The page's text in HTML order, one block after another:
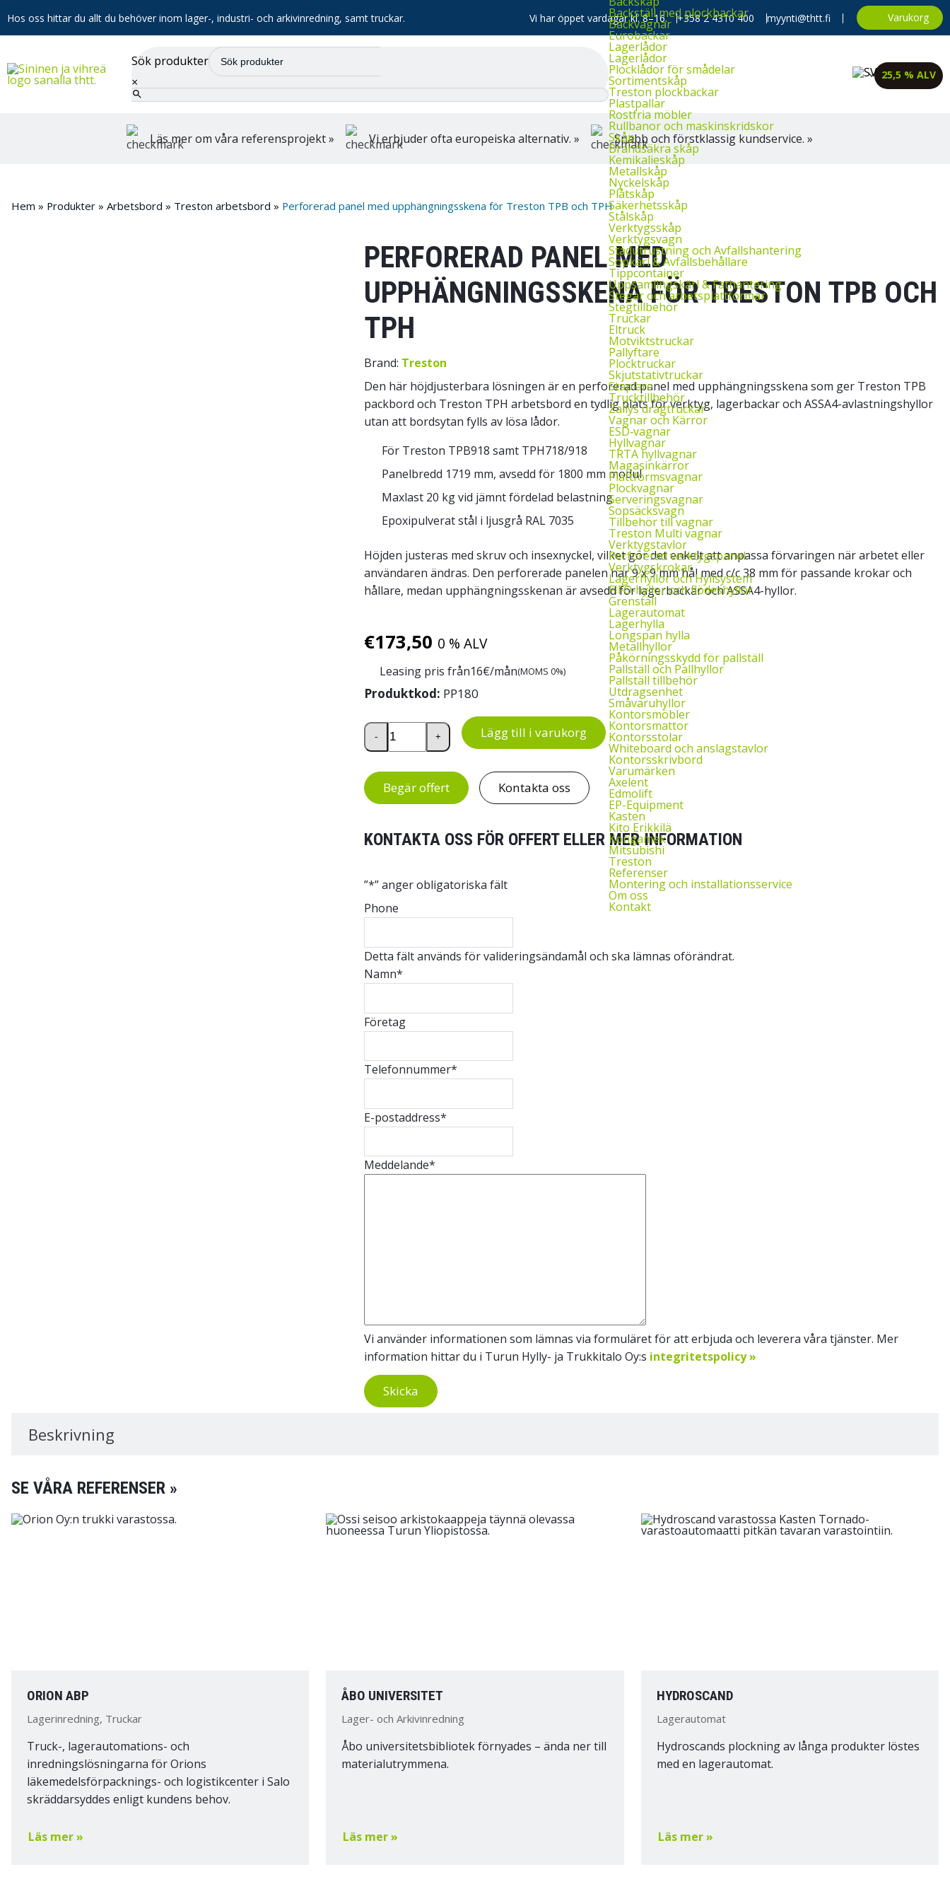
Hos oss hittar du allt du behöver inom lager-, industri- och arkivinredning, samt truckar. Vi har öppet vardagar kl. 8–16. +358 2 4310 400 myynti@thtt.fi Varukorg
Sök produkter
×
Backställ med plockbackar
Backvagnar
Eurobackar
Lagerlådor
Lagerlådor
Plocklådor för smådelar
Sortimentskåp
Treston plockbackar
Plastpallar
Rostfria möbler
Rullbanor och maskinskridskor
Skåp
Brandsäkra skåp
Kemikalieskåp
Metallskåp
Nyckelskåp
Plåtskåp
Säkerhetsskåp
Stålskåp
Verktygsskåp
Verktygsvagn
Städutrustning och Avfallshantering
Sopkärl & Avfallsbehållare
Tippcontainer
Uppsamlingskärl & Fathantering
Stegar och arbetsplattformar
Stegtillbehör
Truckar
Eltruck
Motviktstruckar
Pallyftare
Plocktruckar
Skjutstativtruckar
Staplare
Trucktillbehör
Zallys dragtruckar
Vagnar och Kärror
ESD‑vagnar
Hyllvagnar
TRTA hyllvagnar
Magasinkärror
Plattformsvagnar
Plockvagnar
Serveringsvagnar
Sopsäcksvagn
Tillbehör till vagnar
Treston Multi vagnar
Verktygstavlor
Perforerad verktygspanel
Verktygskrokar
Lagerhyllor och Hyllsystem
FIFO‑hyllor och flödeshyllor
Grenställ
Lagerautomat
Lagerhylla
Longspan hylla
Metallhyllor
Påkörningsskydd för pallställ
Pallställ och Pallhyllor
Pallställ tillbehör
Utdragsenhet
Småvaruhyllor
Kontorsmöbler
Kontorsmattor
Kontorsstolar
Whiteboard och anslagstavlor
Kontorsskrivbord
Varumärken
Axelent
Edmolift
EP-Equipment
Kasten
Kito Erikkilä
Kongamek
Mitsubishi
Treston
Referenser
Montering och installationsservice
Om oss
Kontakt
25,5 % ALV
Läs mer om våra referensprojekt » Vi erbjuder ofta europeiska alternativ. » Snabb och förstklassig kundservice. »
Hem » Produkter » Arbetsbord » Treston arbetsbord » Perforerad panel med upphängningsskena för Treston TPB och TPH
PERFORERAD PANEL MED
UPPHÄNGNINGSSKENA FÖR TRESTON TPB OCH
TPH
Brand: Treston
Den här höjdjusterbara lösningen är en perforerad panel med upphängningsskena som ger Treston TPB
packbord och Treston TPH arbetsbord en tydlig plats för verktyg, lagerbackar och ASSA4-avlastningshyllor
utan att bordsytan fylls av lösa lådor.
För Treston TPB918 samt TPH718/918
Panelbredd 1719 mm, avsedd för 1800 mm modul
Maxlast 20 kg vid jämnt fördelad belastning
Epoxipulverat stål i ljusgrå RAL 7035
Höjden justeras med skruv och insexnyckel, vilket gör det enkelt att anpassa förvaringen när arbetet eller
användaren ändras. Den perforerade panelen har 9 x 9 mm hål med c/c 38 mm för passande krokar och
hållare, medan upphängningsskenan är avsedd för lagerbackar och ASSA4-hyllor.
€173,50 0 % ALV
Leasing pris från16€/mån(MOMS 0%)
Produktkod: PP180
Perforerad panel med upphängningsskena för Treston TPB och TPH mängd
- + Lägg till i varukorg
Begär offert Kontakta oss
KONTAKTA OSS FÖR OFFERT ELLER MER INFORMATION
”*” anger obligatoriska fält
Phone
Detta fält används för valideringsändamål och ska lämnas oförändrat.
Namn*
Företag
Telefonnummer*
E-postaddress*
Meddelande*
Vi använder informationen som lämnas via formuläret för att erbjuda och leverera våra tjänster. Mer
information hittar du i Turun Hylly- ja Trukkitalo Oy:s integritetspolicy »
Skicka
Beskrivning
SE VÅRA REFERENSER »
ORION ABP
Lagerinredning, Truckar
Truck-, lagerautomations- och
inredningslösningarna för Orions
läkemedelsförpacknings- och logistikcenter i Salo
skräddarsyddes enligt kundens behov.
Läs mer »
ÅBO UNIVERSITET
Lager- och Arkivinredning
Åbo universitetsbibliotek förnyades – ända ner till
materialutrymmena.
Läs mer »
HYDROSCAND
Lagerautomat
Hydroscands plockning av långa produkter löstes
med en lagerautomat.
Läs mer »